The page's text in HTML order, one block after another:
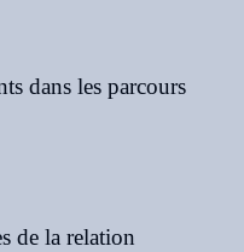
dans les parcours
de la relation